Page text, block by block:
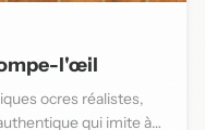
l'œil
ocres réalistes,
qui imite à